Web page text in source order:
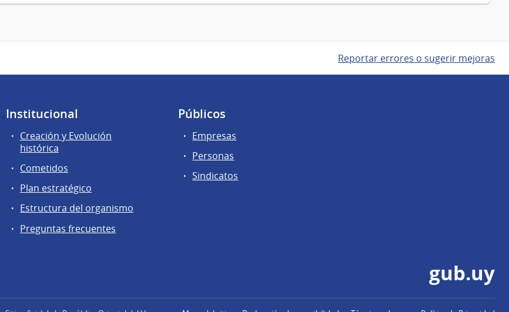
Reportar errores o sugerir mejoras
Institucional
Creación y Evolución
histórica
Cometidos
Plan estratégico
Estructura del organismo
Preguntas frecuentes
Públicos
Empresas
Personas
Sindicatos
gub.uy